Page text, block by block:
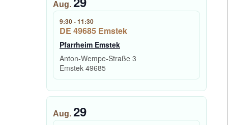
Aug.
9:30-11:30
DE 49685 Emstek
Pfarrheim Emstek
Anton-Wempe-Straße 3
Emstek 49685
Aug. 29